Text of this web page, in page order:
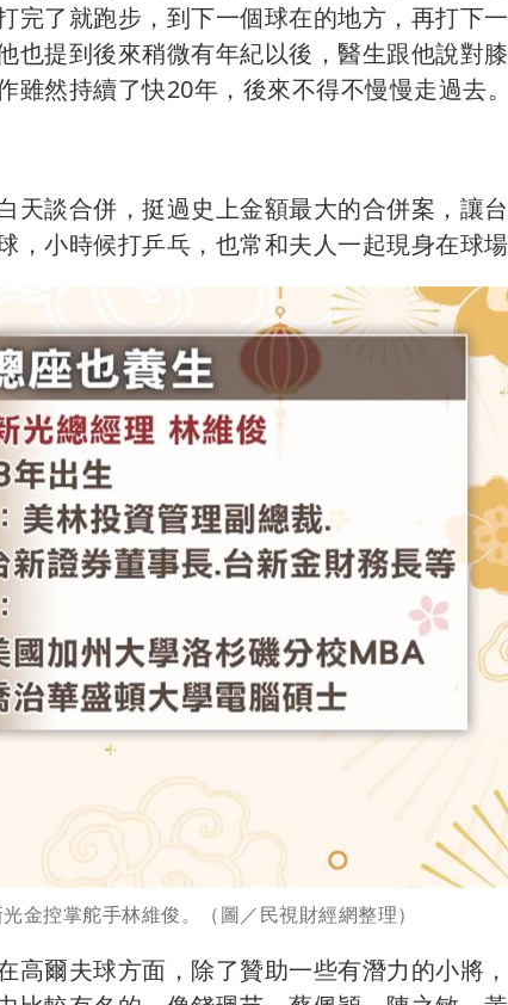
完了就跑步，到下一個球在的地方，再打下
也提到後來稍微有年紀以後，醫生跟他說對
雖然持續了快20年，後來不得不慢慢走過去
天談合併，挺過史上金額最大的合併案，讓
，小時候打乒乓，也常和夫人一起現身在球
金控掌舵手林維俊。（圖／民視財經網整理）
高爾夫球方面，除了贊助一些有潛力的小將